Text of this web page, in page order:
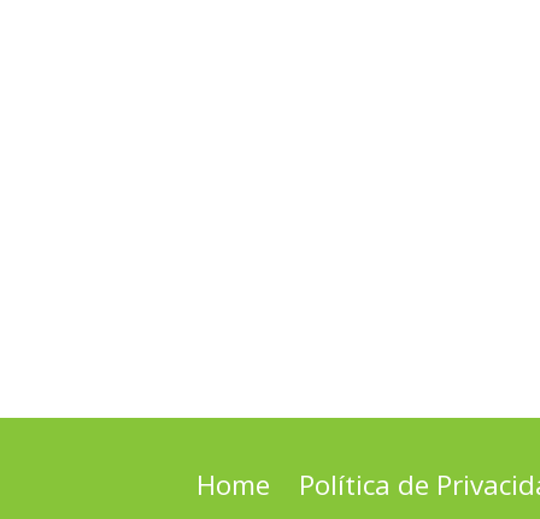
Home Política de